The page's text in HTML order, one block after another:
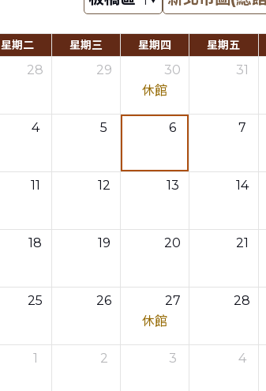
星期二 星期三 星期四 星期五
28 29
30
休館
31
4 5 6 7
11 12 13 14
18 19 20 21
25 26
27
休館
28
1 2 3 4